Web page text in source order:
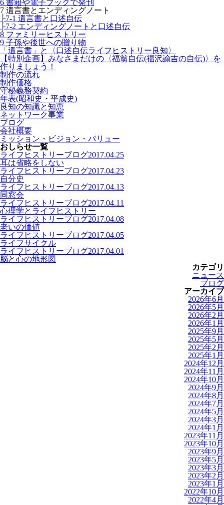
6 書籍や電子ブックで発刊
7 遺言書とエンディングノート
├7-1 遺言書と口述自伝
├7-2 エンディングノートと口述自伝
8 ファミリーヒストリー
9 子孫や後世への贈り物
「遺言書」と〈口述自伝ライフヒストリー良知〉
【特別企画】みなさまだけの〈福翁自伝(福沢諭吉の自伝)〉を
作りましょう！
制作の流れ
制作価格
守秘義務契約
年表(昭和史・平成史)
良知の知識と知恵
ネットワーク事業
ブログ
会社概要
ミッション・ビジョン・バリュー
おしらせ一覧
ライフヒストリーブログ2017.04.25
耳は省略をしない
ライフヒストリーブログ2017.04.23
自分史
ライフヒストリーブログ2017.04.13
同窓会
ライフヒストリーブログ2017.04.11
心理学とライフヒストリー
ライフヒストリーブログ2017.04.08
老いの価値
ライフヒストリーブログ2017.04.05
ライフサイクル
ライフヒストリーブログ2017.04.01
脳と心の地形図
カテゴリ
ニュース
ブログ
アーカイブ
2026年6月
2026年5月
2026年2月
2026年1月
2025年9月
2025年5月
2025年2月
2025年1月
2024年12月
2024年11月
2024年10月
2024年9月
2024年8月
2024年7月
2024年5月
2024年3月
2024年1月
2023年11月
2023年10月
2023年9月
2023年5月
2023年3月
2023年2月
2023年1月
2022年10月
2022年4月